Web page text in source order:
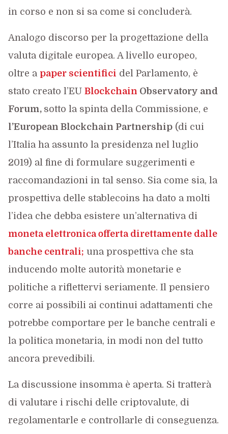
in corso e non si sa come si concluderà.
Analogo discorso per la progettazione della
valuta digitale europea. A livello europeo,
oltre a paper scientifici del Parlamento, è
stato creato l’EU Blockchain Observatory and
Forum, sotto la spinta della Commissione, e
l’European Blockchain Partnership(di cui
l’Italia ha assunto la presidenza nel luglio
2019) al fine di formulare suggerimenti e
raccomandazioni in tal senso. Sia come sia, la
prospettiva delle stablecoins ha dato a molti
l’idea che debba esistere un’alternativa di
moneta elettronica offerta direttamente dalle
banche centrali; una prospettiva che sta
inducendo molte autorità monetarie e
politiche a riflettervi seriamente. Il pensiero
corre ai possibili ai continui adattamenti che
potrebbe comportare per le banche centrali e
la politica monetaria, in modi non del tutto
ancora prevedibili.
La discussione insomma è aperta. Si tratterà
di valutare i rischi delle criptovalute, di
regolamentarle e controllarle di conseguenza.